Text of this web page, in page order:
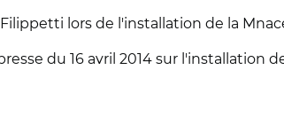
lors de l'installation de la
du 16 avril 2014 sur l'installation